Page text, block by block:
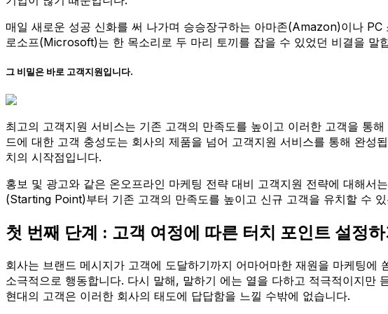
매일 새로운 성공 신화를 써 나가며 승승장구하는 아마존(Amazon)이나
로소프(Microsoft)는 한 목소리로 두 마리 토끼를 잡을 수 있었던 비결을 말
그 비밀은 바로 고객지원입니다.
최고의 고객지원 서비스는 기존 고객의 만족도를 높이고 이러한 고객을 통
드에 대한 고객 충성도는 회사의 제품을 넘어 고객지원 서비스를 통해 완
치의 시작점입니다.
홍보 및 광고와 같은 온오프라인 마케팅 전략 대비 고객지원 전략에 대해서
(Starting Point)부터 기존 고객의 만족도를 높이고 신규 고객을 유치할 수
첫 번째 단계 : 고객 여정에 따른 터치 포인트 설정하
회사는 브랜드 메시지가 고객에 도달하기까지 어마어마한 재원을 마케팅
소극적으로 행동합니다. 다시 말해, 말하기 에는 열을 다하고 적극적이지만
현대의 고객은 이러한 회사의 태도에 답답함을 느낄 수밖에 없습니다.